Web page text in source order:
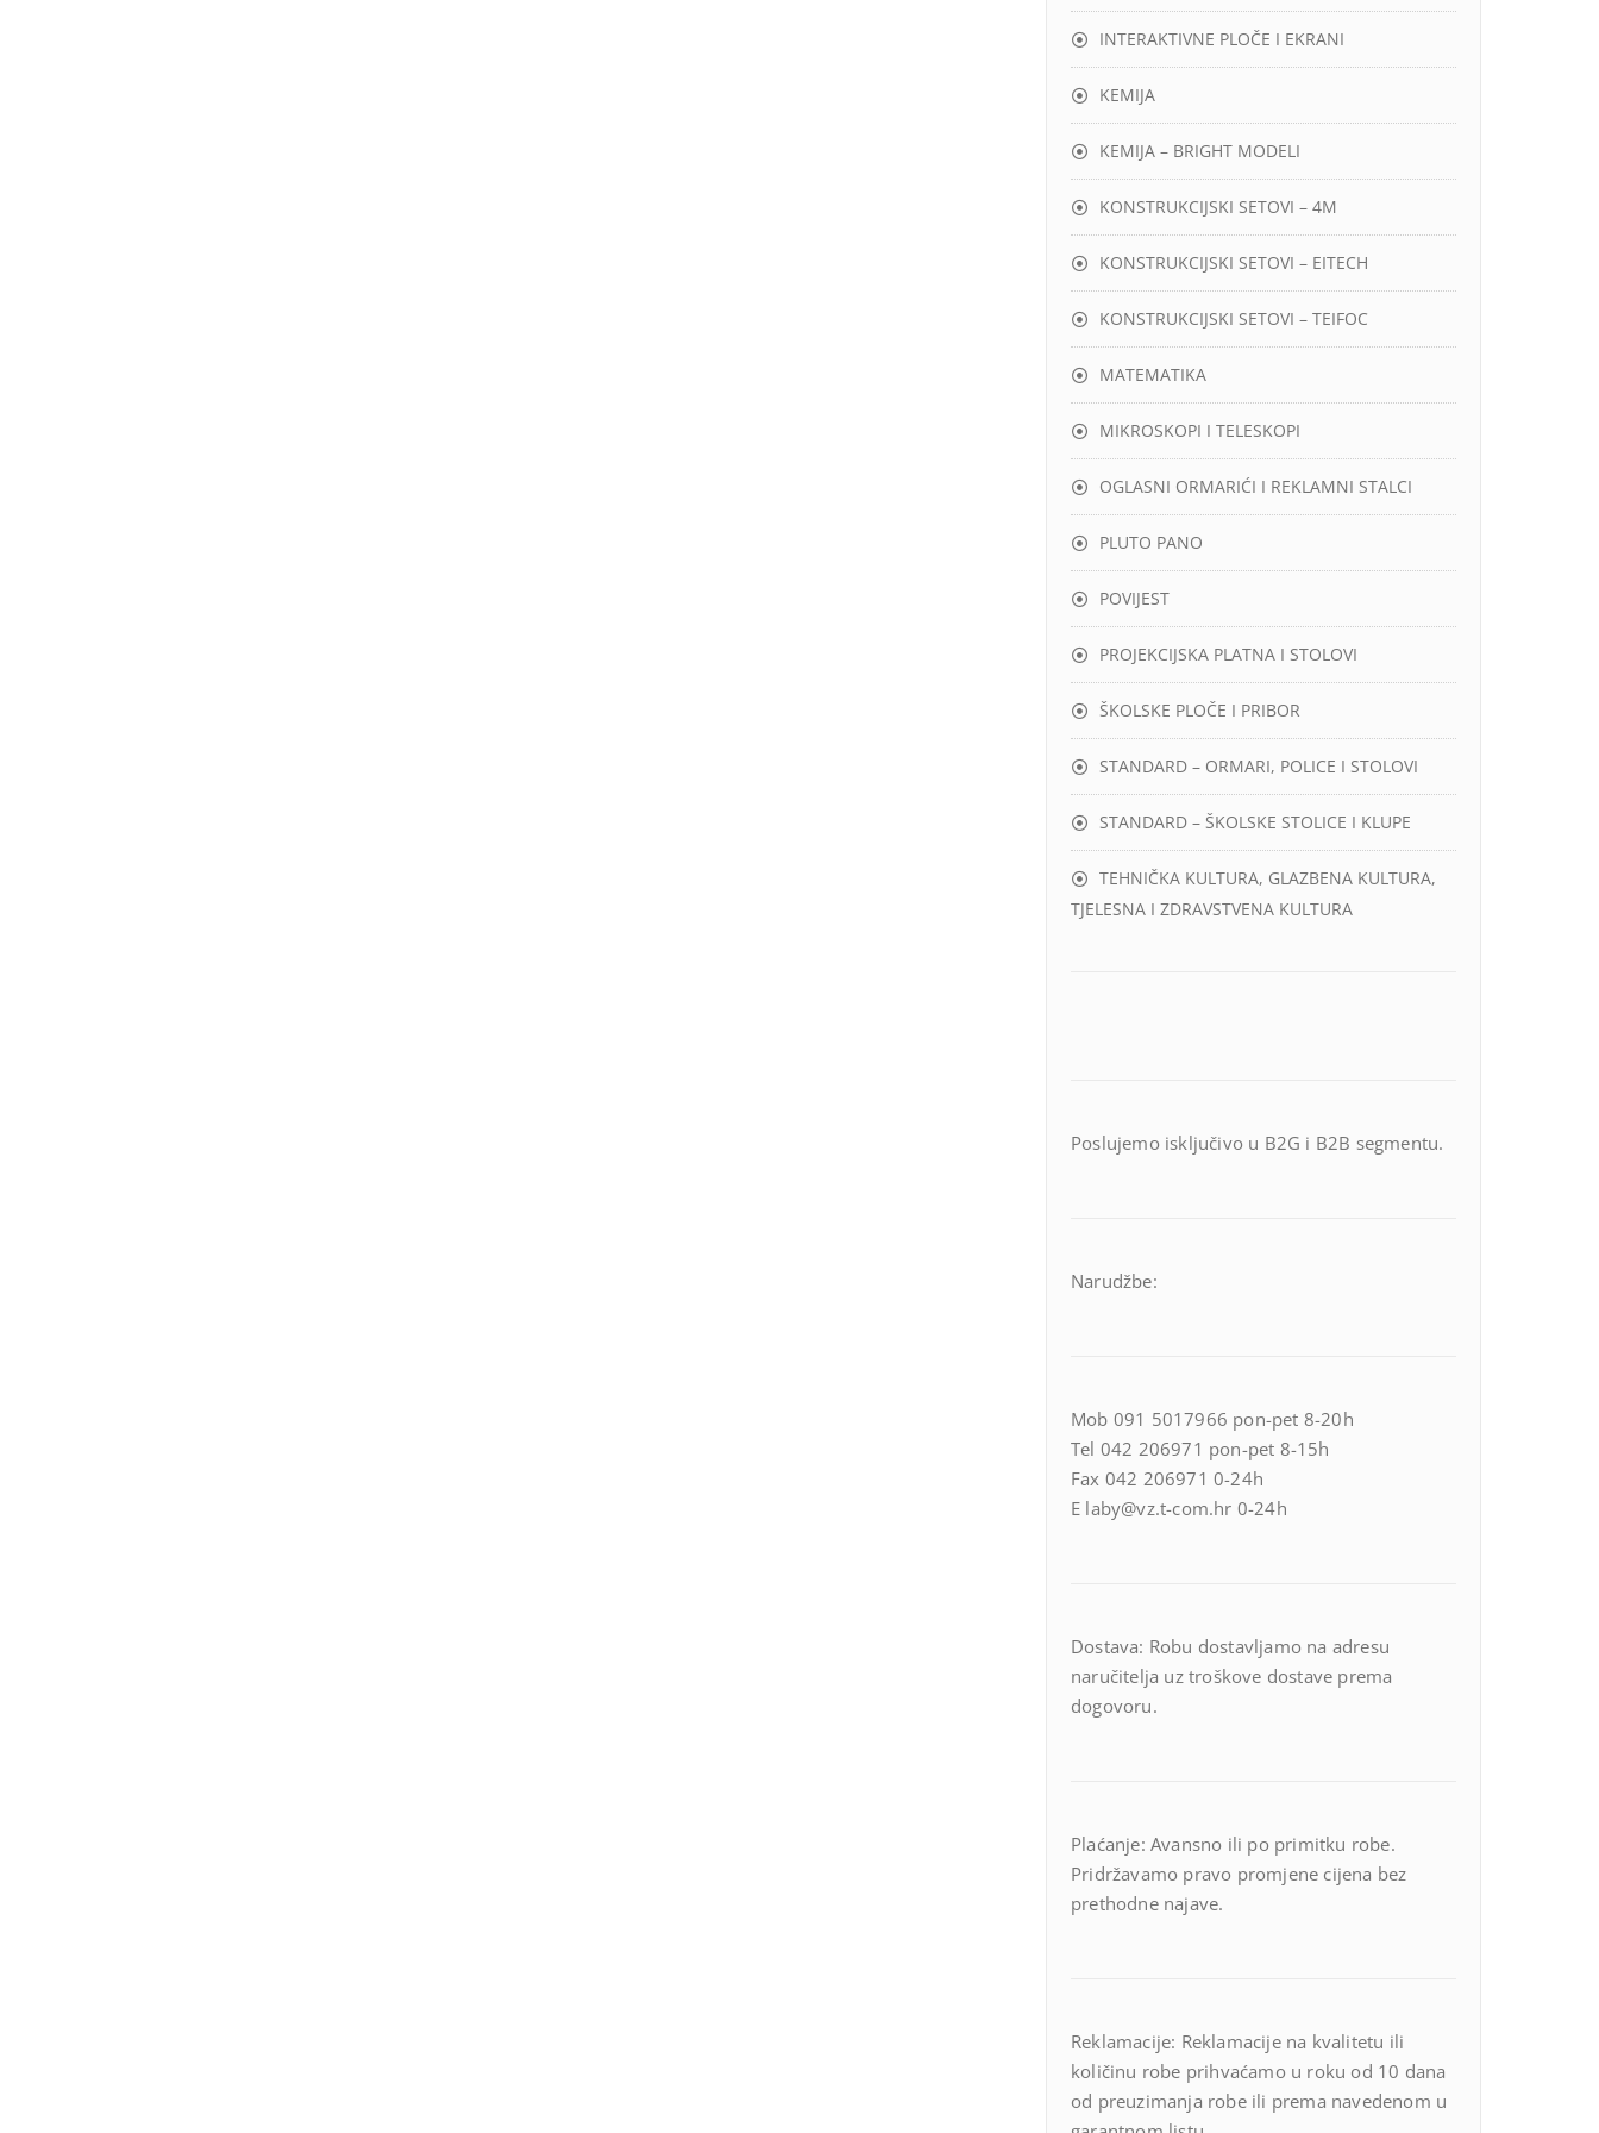
INTERAKTIVNE PLOČE I EKRANI
KEMIJA
KEMIJA – BRIGHT MODELI
KONSTRUKCIJSKI SETOVI – 4M
KONSTRUKCIJSKI SETOVI – EITECH
KONSTRUKCIJSKI SETOVI – TEIFOC
MATEMATIKA
MIKROSKOPI I TELESKOPI
OGLASNI ORMARIĆI I REKLAMNI STALCI
PLUTO PANO
POVIJEST
PROJEKCIJSKA PLATNA I STOLOVI
ŠKOLSKE PLOČE I PRIBOR
STANDARD – ORMARI, POLICE I STOLOVI
STANDARD – ŠKOLSKE STOLICE I KLUPE
TEHNIČKA KULTURA, GLAZBENA KULTURA,
TJELESNA I ZDRAVSTVENA KULTURA
Poslujemo isključivo u B2G i B2B segmentu.
Narudžbe:
Mob 091 5017966 pon-pet 8-20h
Tel 042 206971 pon-pet 8-15h
Fax 042 206971 0-24h
E laby@vz.t-com.hr 0-24h
Dostava: Robu dostavljamo na adresu
naručitelja uz troškove dostave prema
dogovoru.
Plaćanje: Avansno ili po primitku robe.
Pridržavamo pravo promjene cijena bez
prethodne najave.
Reklamacije: Reklamacije na kvalitetu ili
količinu robe prihvaćamo u roku od 10 dana
od preuzimanja robe ili prema navedenom u